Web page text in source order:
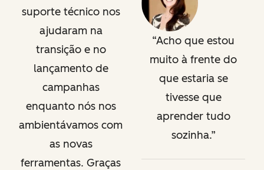
suporte técnico nos
ajudaram na
transição e no
lançamento de
campanhas
enquanto nós nos
ambientávamos com
as novas
ferramentas. Graças
Acho que estou
muito à frente do
que estaria se
tivesse que
aprender tudo
sozinha.